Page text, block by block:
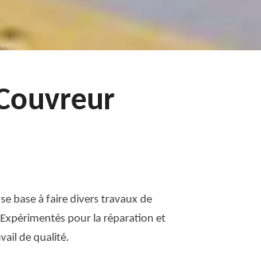
base à faire divers travaux de
pour la réparation et
de qualité.